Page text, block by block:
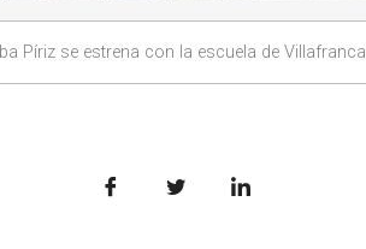
Píriz se estrena con la escuela de Villafranca